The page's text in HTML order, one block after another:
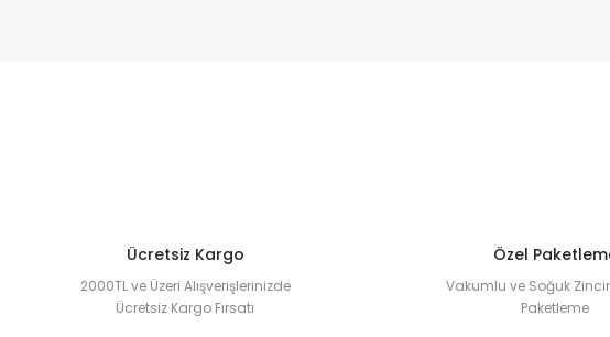
Ücretsiz Kargo
2000TL ve Üzeri Alışverişlerinizde
Ücretsiz Kargo Fırsatı
Özel
Vakumlu ve Soğuk
Paketleme